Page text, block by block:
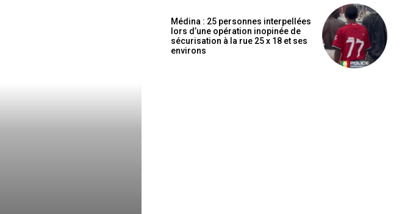
Médina : 25 personnes interpellées
lors d’une opération inopinée de
sécurisation à la rue 25 x 18 et ses
environs